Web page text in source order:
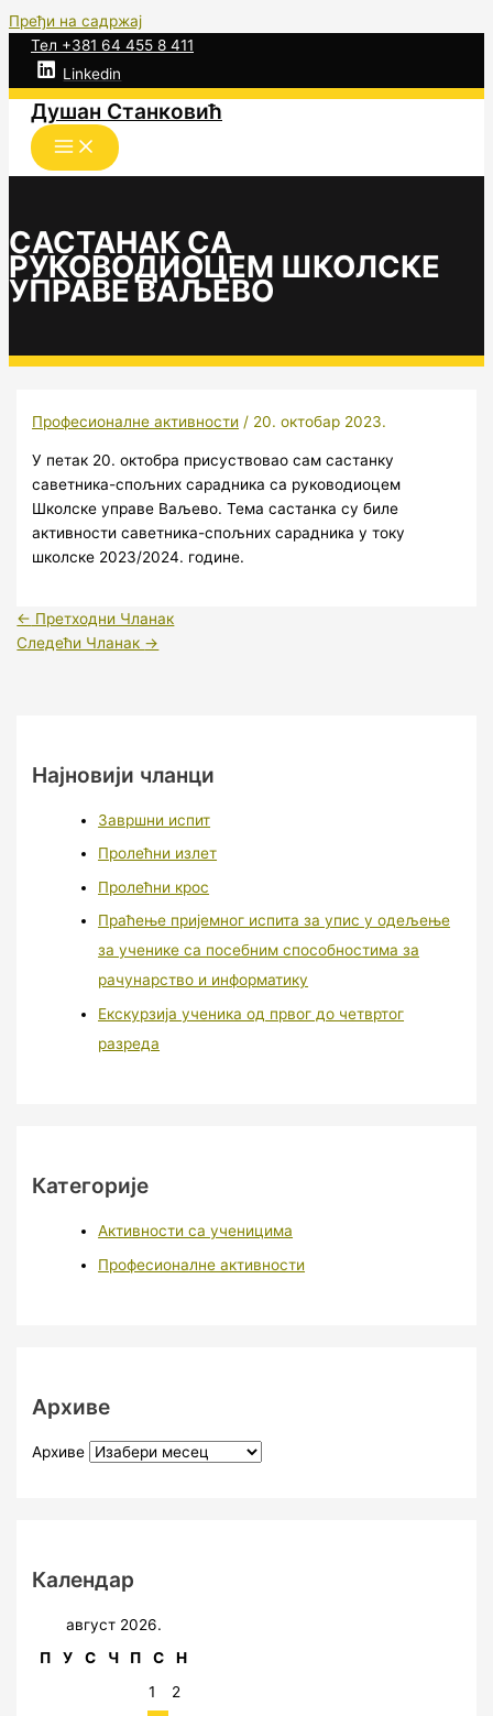
Пређи на садржај
Тел +381 64 455 8 411
Linkedin
Душан Станковић
САСТАНАК СА
РУКОВОДИОЦЕМ ШКОЛСКЕ
УПРАВЕ ВАЉЕВО
Професионалне активности / 20. октобар 2023.
У петак 20. октобра присуствовао сам састанку
саветника-спољних сарадника са руководиоцем
Школске управе Ваљево. Тема састанка су биле
активности саветника-спољних сарадника у току
школске 2023/2024. године.
← Претходни Чланак
Следећи Чланак →
Најновији чланци
Завршни испит
Пролећни излет
Пролећни крос
Праћење пријемног испита за упис у одељење
за ученике са посебним способностима за
рачунарство и информатику
Екскурзија ученика од првог до четвртог
разреда
Категорије
Активности са ученицима
Професионалне активности
Архиве
Архиве
Календар
август 2026.
П
У С Ч П С
Н
1
2